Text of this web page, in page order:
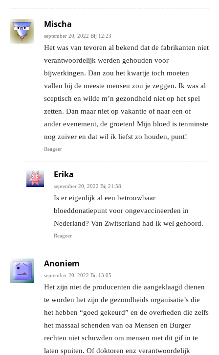
Mischa
september 20, 2022 Bij 12:23
Het was van tevoren al bekend dat de fabrikanten niet
verantwoordelijk werden gehouden voor
bijwerkingen. Dan zou het kwartje toch moeten
vallen bij de meeste mensen zou je zeggen. Ik was al
sceptisch en wilde m’n gezondheid niet op het spel
zetten. Dan maar niet op vakantie of naar een of
ander evenement, de groeten! Mijn bloed is tenminste
nog zuiver en dat wil ik liefst zo houden, punt!
Reageer
Erika
september 20, 2022 Bij 21:58
Is er eigenlijk al een betrouwbaar
bloeddonatiepunt voor ongevaccineerden in
Nederland? Van Zwitserland had ik wel gehoord.
Reageer
Anoniem
september 20, 2022 Bij 13:05
Het zijn niet de producenten die aangeklaagd dienen
te worden het zijn de gezondheids organisatie’s die
het hebben “goed gekeurd” en de overheden die zelfs
het massaal schenden van oa Mensen en Burger
rechten niet schuwden om mensen met dit gif in te
laten spuiten. Of doktoren enz verantwoordelijk